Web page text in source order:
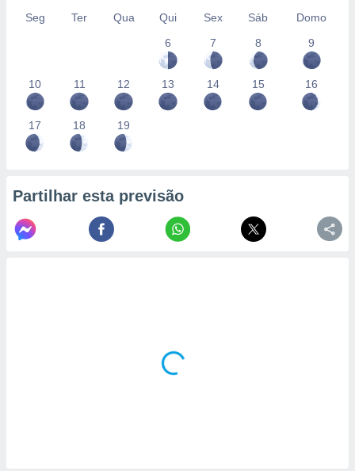
de
1199
Seg Ter Qua Qui Sex Sáb
Domo
6
7 8 9
10 11 12 13 14 15 16
17 18 19
Partilhar esta previsão